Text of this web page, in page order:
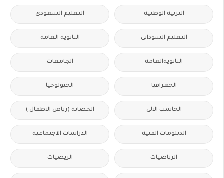
التربية الوطنية التعليم السعودى
التعليم السودانى الثانوية العامة
الثانويةالعامة الجامعات
الجغرافيا الجيولوجيا
الحاسب الالى الحضانة (رياض الاطفال )
الدبلومات الفنية الدراسات الاجتماعية
الرياضيات الريضيات